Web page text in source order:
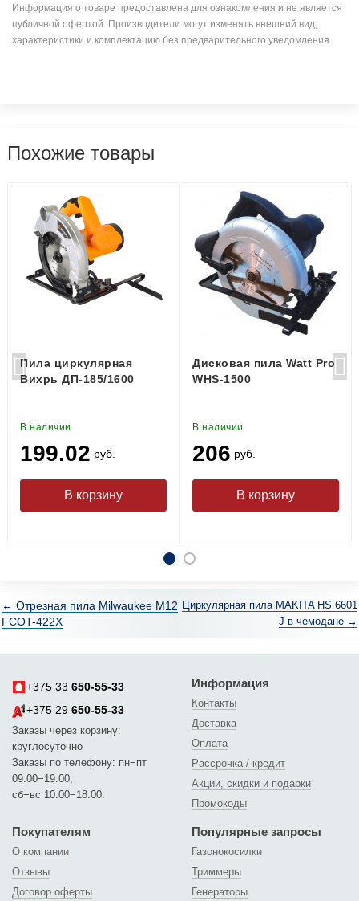
Информация о товаре предоставлена для ознакомления и не является
публичной офертой. Производители могут изменять внешний вид,
характеристики и комплектацию без предварительного уведомления.
Похожие товары
Пила циркулярная
Вихрь ДП-185/1600
В наличии
199.02 руб.
Дисковая пила Watt Pro
WHS-1500
В наличии
206 руб.
← Отрезная пила Milwaukee M12
FCOT-422X
Циркулярная пила MAKITA HS 6601
J в чемодане →
+375 33 650-55-33
+375 29 650-55-33
Заказы через корзину:
круглосуточно
Заказы по телефону: пн−пт
09:00−19:00;
сб−вс 10:00−18:00.
Информация
Контакты
Доставка
Оплата
Рассрочка / кредит
Акции, скидки и подарки
Промокоды
Покупателям
О компании
Отзывы
Договор оферты
Популярные запросы
Газонокосилки
Триммеры
Генераторы